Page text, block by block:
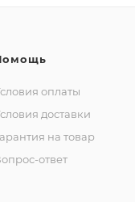
оплаты
доставки
на товар
ответ